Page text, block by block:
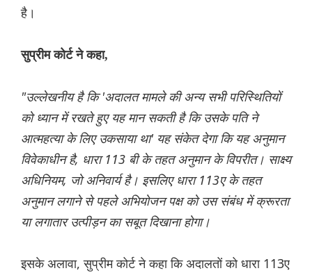
है।
सुप्रीम कोर्ट ने कहा,
"उल्लेखनीय है कि 'अदालत मामले की अन्य सभी परिस्थितियों
को ध्यान में रखते हुए यह मान सकती है कि उसके पति ने
आत्महत्या के लिए उकसाया था' यह संकेत देगा कि यह अनुमान
विवेकाधीन है, धारा 113 बी के तहत अनुमान के विपरीत। साक्ष्य
अधिनियम, जो अनिवार्य है। इसलिए धारा 113ए के तहत
अनुमान लगाने से पहले अभियोजन पक्ष को उस संबंध में क्रूरता
या लगातार उत्पीड़न का सबूत दिखाना होगा।
इसके अलावा, सुप्रीम कोर्ट ने कहा कि अदालतों को धारा 113ए